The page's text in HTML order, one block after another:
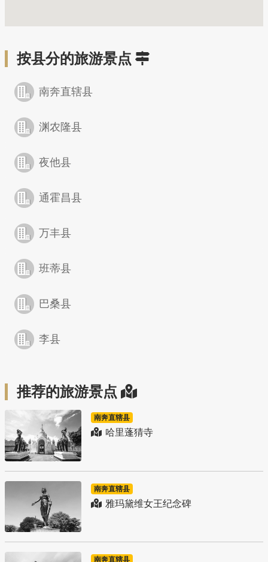
按县分的旅游景点
南奔直辖县
渊农隆县
夜他县
通霍昌县
万丰县
班蒂县
巴桑县
李县
推荐的旅游景点
南奔直辖县
哈里蓬猜寺
南奔直辖县
雅玛黛维女王纪念碑
南奔直辖县